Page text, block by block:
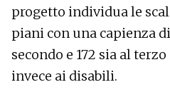
progetto individua le
piani con una capienza
secondo e 172 sia al
invece ai disabili.